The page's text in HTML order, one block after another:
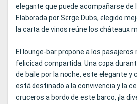
elegante que puede acompañarse de
Elaborada por Serge Dubs, elegido
la carta de vinos reúne los châteaux
El lounge-bar propone a los
felicidad compartida. Una copa
de baile por la noche, este elegante y
está destinado a la convivencia y la
cruceros a bordo de este barco, ¡la